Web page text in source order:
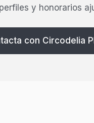
y honorarios
con Circodelia